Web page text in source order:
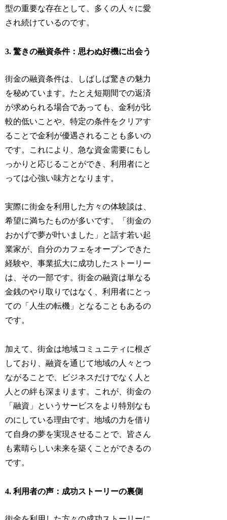
型の重要な存在として、多くの人々に愛
され続けているのです。
3. 驚きの融資条件：思わぬ好機に出会う
街金の融資条件は、しばしば驚きの魅力
を秘めています。たとえ短期間での返済
が求められる場合であっても、金利が比
較的低いことや、特定の条件をクリアす
ることで金利が優遇されることも多いの
です。これにより、急な資金需要にもし
っかりと応じることができ、利用者にと
っては心強い味方となります。
実際に街金を利用した方々の体験談は、
希望に満ちたものが多いです。「街金の
おかげで夢が叶いました」と話す若い起
業家が、自分のカフェをオープンできた
経験や、事業拡大に成功したストーリー
は、その一部です。街金の融資は単なる
金銭のやり取りではなく、利用者にとっ
ての「人生の転機」となることもあるの
です。
加えて、街金は地域コミュニティに根ざ
しており、融資を通じて地域の人々とつ
ながることで、ビジネスだけでなく人と
人との絆も深まります。これが、街金の
「融資」というサービスをより特別なも
のにしている理由です。地域の力を借り
て自身の夢を実現させることで、皆さん
も素晴らしい未来を築くことができるの
です。
4. 利用者の声：成功ストーリーの裏側